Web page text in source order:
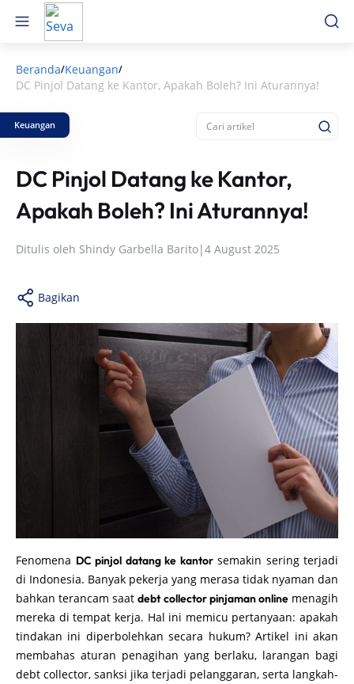
Beranda/Keuangan/
DC Pinjol Datang ke Kantor, Apakah Boleh? Ini Aturannya!
Keuangan
DC Pinjol Datang ke Kantor,
Apakah Boleh? Ini Aturannya!
Ditulis oleh Shindy Garbella Barito|4 August 2025
Bagikan
Fenomena DC pinjol datang ke kantorsemakin sering terjadi
di Indonesia. Banyak pekerja yang merasa tidak nyaman dan
bahkan terancam saatdebt collector pinjaman onlinemenagih
mereka di tempat kerja. Hal ini memicu pertanyaan: apakah
tindakan ini diperbolehkan secara hukum? Artikel ini akan
membahas aturan penagihan yang berlaku, larangan bagi
debt collector, sanksi jika terjadi pelanggaran, serta langkah-